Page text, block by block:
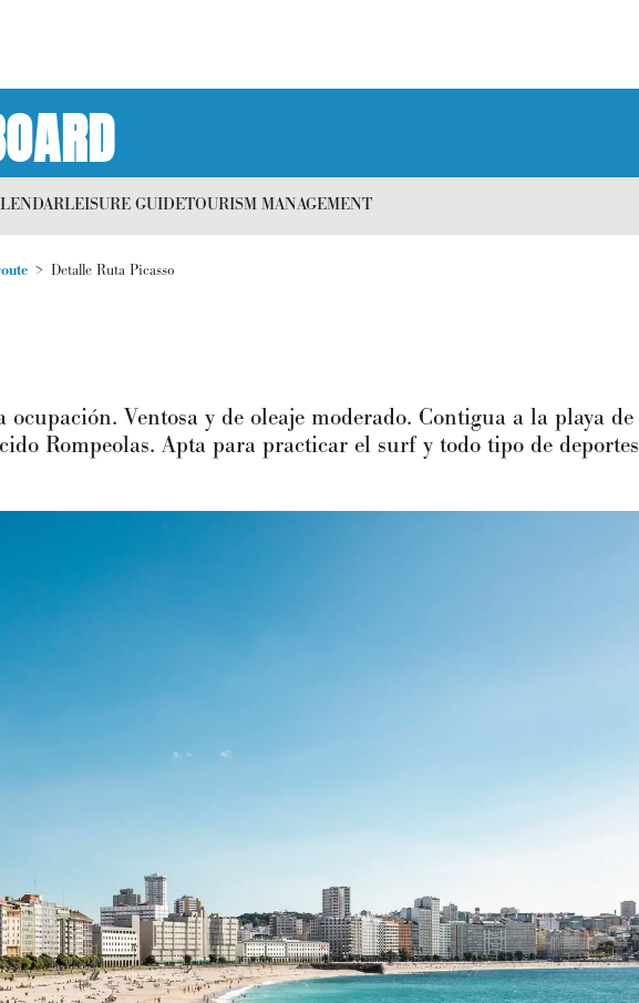
LEISURE GUIDETOURISM MANAGEMENT
Detalle Ruta Picasso
Ventosa y de oleaje moderado. Contigua a la playa de
Rompeolas. Apta para practicar el surf y todo tipo de deportes